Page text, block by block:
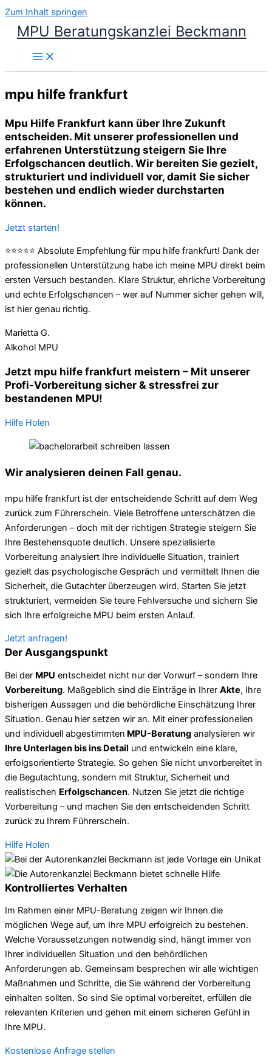
Zum Inhalt springen
MPU Beratungskanzlei Beckmann
mpu hilfe frankfurt
Mpu Hilfe Frankfurt kann über Ihre Zukunft
entscheiden. Mit unserer professionellen und
erfahrenen Unterstützung steigern Sie Ihre
Erfolgschancen deutlich. Wir bereiten Sie gezielt,
strukturiert und individuell vor, damit Sie sicher
bestehen und endlich wieder durchstarten
können.
Jetzt starten!
⭐⭐⭐⭐⭐ Absolute Empfehlung für mpu hilfe frankfurt! Dank der
professionellen Unterstützung habe ich meine MPU direkt beim
ersten Versuch bestanden. Klare Struktur, ehrliche Vorbereitung
und echte Erfolgschancen – wer auf Nummer sicher gehen will,
ist hier genau richtig.
Marietta G.
Alkohol MPU
Jetzt mpu hilfe frankfurt meistern – Mit unserer
Profi-Vorbereitung sicher & stressfrei zur
bestandenen MPU!
Hilfe Holen
Wir analysieren deinen Fall genau.
mpu hilfe frankfurt ist der entscheidende Schritt auf dem Weg
zurück zum Führerschein. Viele Betroffene unterschätzen die
Anforderungen – doch mit der richtigen Strategie steigern Sie
Ihre Bestehensquote deutlich. Unsere spezialisierte
Vorbereitung analysiert Ihre individuelle Situation, trainiert
gezielt das psychologische Gespräch und vermittelt Ihnen die
Sicherheit, die Gutachter überzeugen wird. Starten Sie jetzt
strukturiert, vermeiden Sie teure Fehlversuche und sichern Sie
sich Ihre erfolgreiche MPU beim ersten Anlauf.
Jetzt anfragen!
Der Ausgangspunkt
Bei der MPU entscheidet nicht nur der Vorwurf – sondern Ihre
Vorbereitung. Maßgeblich sind die Einträge in Ihrer Akte, Ihre
bisherigen Aussagen und die behördliche Einschätzung Ihrer
Situation. Genau hier setzen wir an. Mit einer professionellen
und individuell abgestimmten MPU-Beratung analysieren wir
Ihre Unterlagen bis ins Detail und entwickeln eine klare,
erfolgsorientierte Strategie. So gehen Sie nicht unvorbereitet in
die Begutachtung, sondern mit Struktur, Sicherheit und
realistischen Erfolgschancen. Nutzen Sie jetzt die richtige
Vorbereitung – und machen Sie den entscheidenden Schritt
zurück zu Ihrem Führerschein.
Hilfe Holen
Kontrolliertes Verhalten
Im Rahmen einer MPU-Beratung zeigen wir Ihnen die
möglichen Wege auf, um Ihre MPU erfolgreich zu bestehen.
Welche Voraussetzungen notwendig sind, hängt immer von
Ihrer individuellen Situation und den behördlichen
Anforderungen ab. Gemeinsam besprechen wir alle wichtigen
Maßnahmen und Schritte, die Sie während der Vorbereitung
einhalten sollten. So sind Sie optimal vorbereitet, erfüllen die
relevanten Kriterien und gehen mit einem sicheren Gefühl in
Ihre MPU.
Kostenlose Anfrage stellen